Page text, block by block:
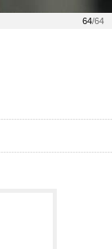
64/64